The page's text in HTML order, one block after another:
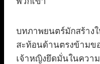
บทภาพยนตร์มักสร้าง
สะท้อนด้านตรงข้ามข
เจ้าหญิงยึดมั่นในควา